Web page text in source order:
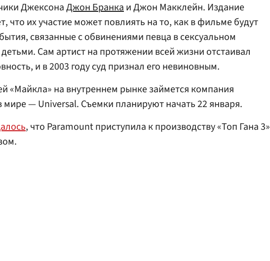
ДжексонаДжон Бранкаи Джон Макклейн. Издание
что их участие может повлиять на то, как в фильме будут
связанные с обвинениями певца в сексуальном
Сам артист на протяжении всей жизни отстаивал
и в 2003 году суд признал его невиновным.
«Майкла» на внутреннем рынке займется компания
мире — Universal. Съемки планируют начать 22 января.
, что Paramount приступила к производству «Топ Гана 3»